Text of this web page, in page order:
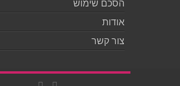
הסכם שימוש
אודות
צור קשר